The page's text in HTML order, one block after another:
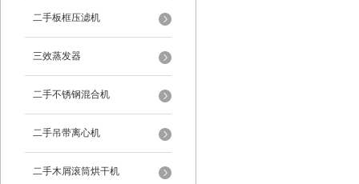
二手板框压滤机
三效蒸发器
二手不锈钢混合机
二手吊带离心机
二手木屑滚筒烘干机